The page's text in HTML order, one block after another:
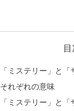
目
「ミステリー」と
それぞれの意味
「ミステリー」と